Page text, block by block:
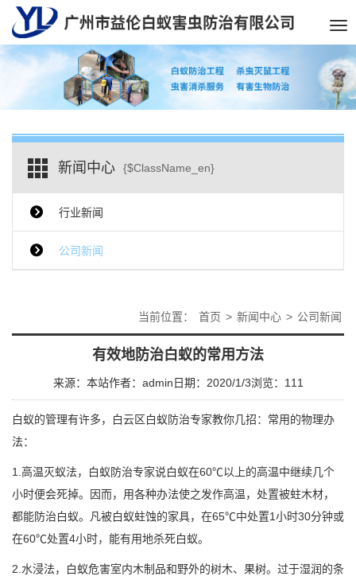
新闻中心 {$ClassName_en}
行业新闻
公司新闻
当前位置： 首页 > 新闻中心 > 公司新闻
有效地防治白蚁的常用方法
来源：本站作者：admin 日期：2020/1/3浏览： 111
白蚁的管理有许多， 白云区白蚁防治专家教你几招：常用的物理办
法：
1. 高温灭蚁法，白蚁防治专家说白蚁在60℃以上的高温中继续几个
小时便会死掉。因而，用各种办法使之发作高温，处置被蛀木材，
都能防治白蚁。凡被白蚁蛀蚀的家具，在65℃中处置1小时30分钟或
在60℃处置4小时，能有用地杀死白蚁。
2.水浸法，白蚁危害室内木制品和野外的树木、果树。过于湿润的条